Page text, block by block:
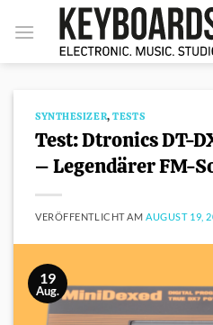
Inhalt
SYNTHESIZER,TESTS
Test: Dtronics DT-
– Legendärer FM-
VERÖFFENTLICHT AM AUGUST 19,
19
Aug.